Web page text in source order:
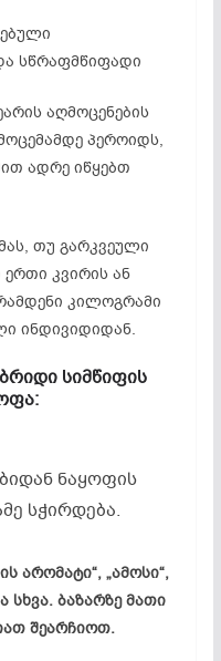
სწრაფმწიფადი
აღმოცენების
პეროიდს,
ადრე იწყებთ
თუ გარკვეული
კვირის ან
კილოგრამი
ინდივიდიდან.
სიმწიფის
ნაყოფის
სჭირდება.
არომატი“, „ამოსი“,
სხვა. ბაზარზე მათი
შეარჩიოთ.